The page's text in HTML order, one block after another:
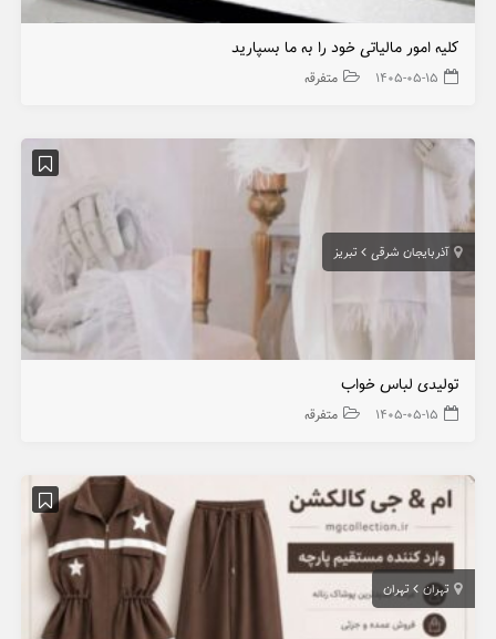
کلیه امور مالیاتی خود را به ما بسپارید
۱۴۰۵-۰۵-۱۵ متفرقه
آذربایجان شرقی تبریز
تولیدی لباس خواب
۱۴۰۵-۰۵-۱۵ متفرقه
تهران تهران